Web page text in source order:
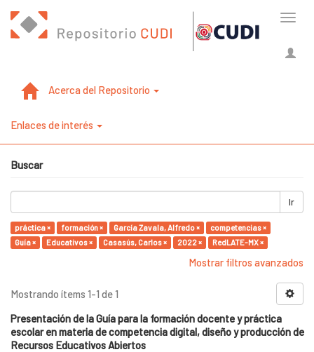
Acerca del Repositorio
Enlaces de interés
Buscar
Ir
práctica × formación × García Zavala, Alfredo ×
competencias ×
Guía ×
Educativos × Casasús, Carlos × 2022 × RedLATE-MX ×
Mostrar filtros avanzados
Mostrando ítems 1-1 de 1
Presentación de la Guía para la formación docente y práctica
escolar en materia de competencia digital, diseño y producción de
Recursos Educativos Abiertos